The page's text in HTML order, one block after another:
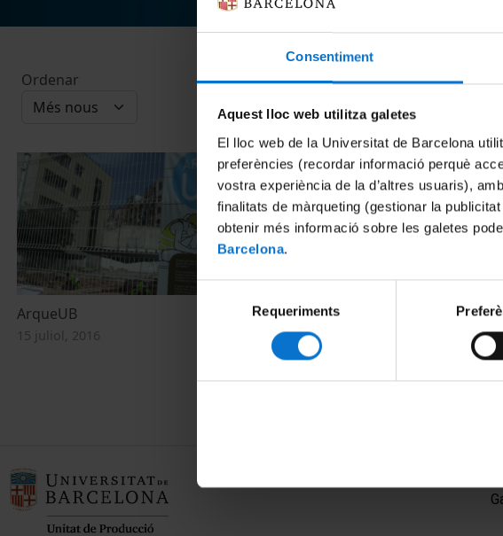
Consentiment
Aquest lloc web utilitza galetes
El lloc web de la Universitat de Barcelona
preferències (recordar informació perquè
vostra experiència de la d’altres usuaris),
finalitats de màrqueting (gestionar la
obtenir més informació sobre les galetes
Barcelona.
consentiment
Requeriments
Ordenar
ArqueUB
15 juliol, 2016
Les excavacions
Facultat de Geografia
públic